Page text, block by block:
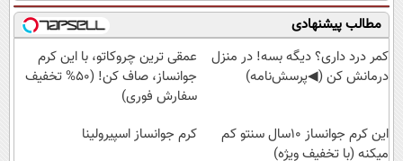
مطالب پیشنهادی
کمر درد داری؟ دیگه بسه! در منزل
درمانش کن (◀پرسش‌نامه)
عمقی ترین چروکاتو، با این کرم
جوانساز، صاف کن! (50% تخفیف
سفارش فوری)
این کرم جوانساز 10سال سنتو کم
میکنه (با تخفیف ویژه)
کرم جوانساز اسپیرولینا